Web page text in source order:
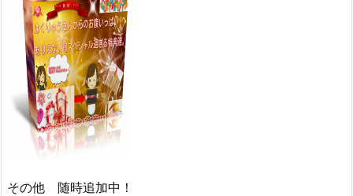
その他 随時追加中！